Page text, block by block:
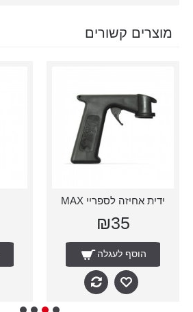
מוצרים קשורים
ידית אחיזה לספריי MAX
₪35
הוסף לעגלה